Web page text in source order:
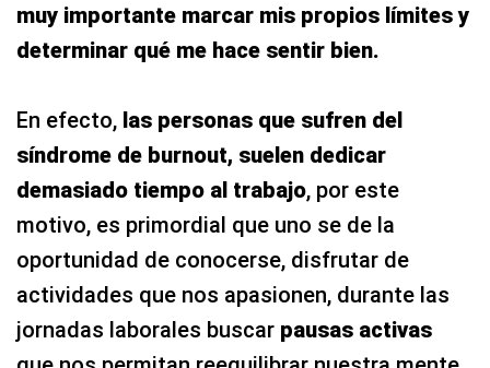
muy importante marcar mis propios límites y
determinar qué me hace sentir bien.
En efecto, las personas que sufren del
síndrome de burnout, suelen dedicar
demasiado tiempo al trabajo, por este
motivo, es primordial que uno se de la
oportunidad de conocerse, disfrutar de
actividades que nos apasionen, durante las
jornadas laborales buscar pausas activas